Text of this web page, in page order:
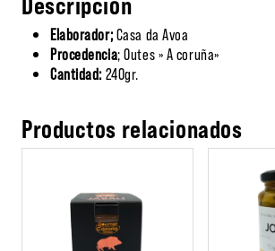
Elaborador;Casa da Avoa
Procedencia; Outes » A coruña»
Cantidad: 240gr.
Productos relacionados